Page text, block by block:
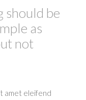
should be
as
not
amet eleifend